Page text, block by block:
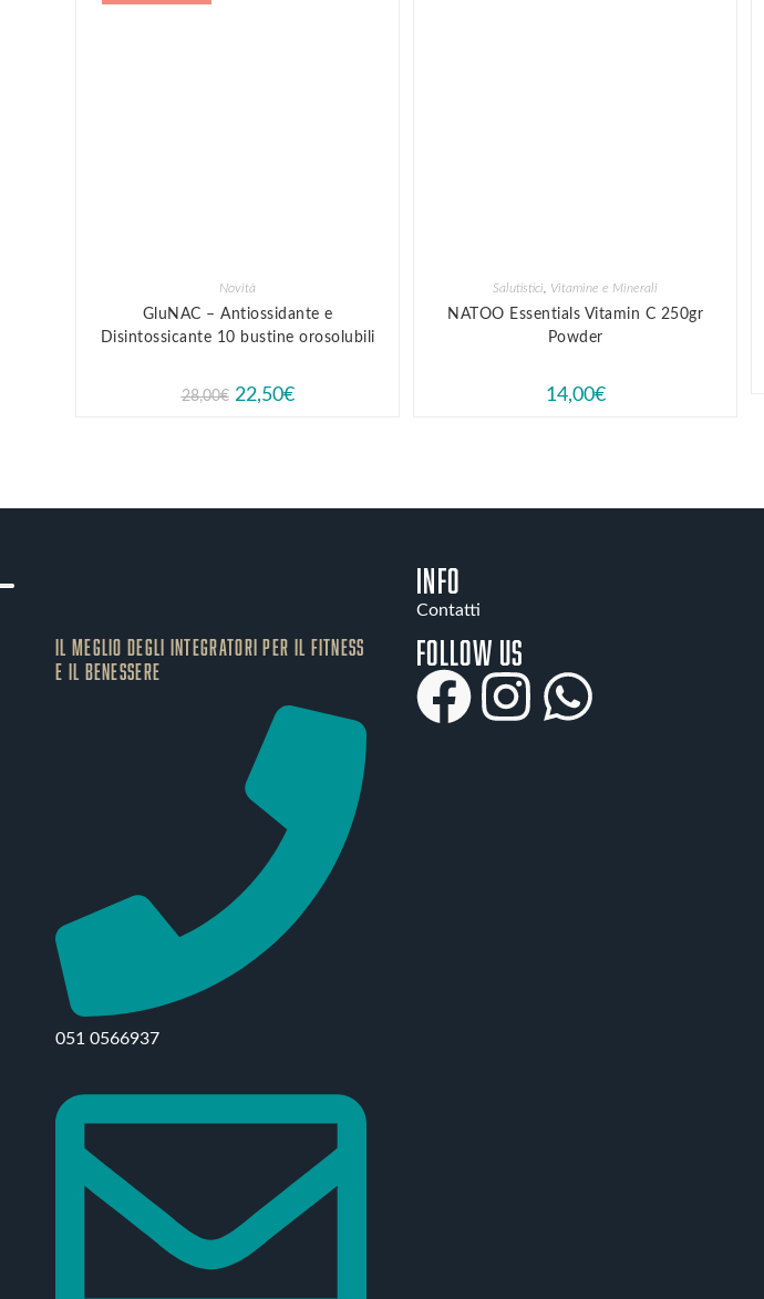
Novità
GluNAC – Antiossidante e
Disintossicante 10 bustine orosolubili
28,00€ 22,50€
Salutistici Vitamine e Minerali
NATOO Essentials Vitamin C 250gr
Powder
14,00€
IL MEGLIO DEGLI Integratori PER IL FITNESS
E IL BENESSERE
051 0566937
INFO
Contatti
Follow us